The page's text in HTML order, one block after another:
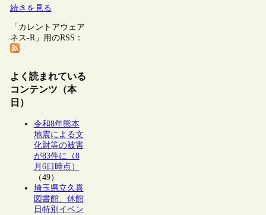
続きを見る
「カレントアウェア
ネス-R」用のRSS：
よく読まれている
コンテンツ（本
日）
令和8年熊本
地震による文
化財等の被害
が83件に（8
月6日時点）
（49）
埼玉県立久喜
図書館、休館
日特別イベン